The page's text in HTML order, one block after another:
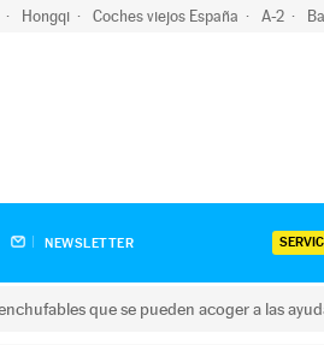
Hongqi Coches viejos España A-2
NEWSLETTER
que se pueden acoger a las